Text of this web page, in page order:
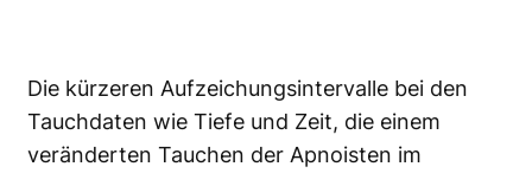
Die kürzeren Aufzeichungsintervalle bei den
Tauchdaten wie Tiefe und Zeit, die einem
veränderten Tauchen der Apnoisten im